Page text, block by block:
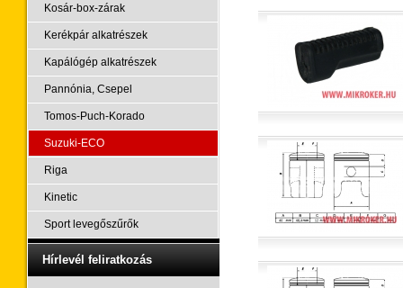
Kosár-box-zárak
Kerékpár alkatrészek
Kapálógép alkatrészek
Pannónia, Csepel
Tomos-Puch-Korado
Suzuki-ECO
Riga
Kinetic
Sport levegőszűrők
Hírlevél feliratkozás